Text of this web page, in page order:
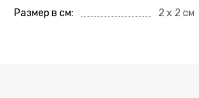
Размер в см 2 х 2 см